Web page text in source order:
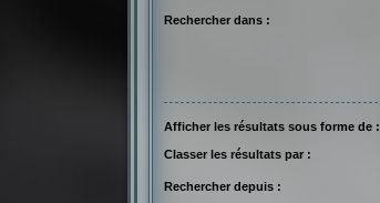
Rechercher dans :
Afficher les résultats sous forme de :
Classer les résultats par :
Rechercher depuis :